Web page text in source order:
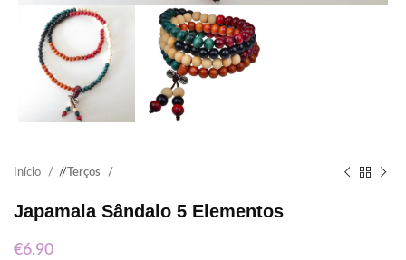
Início / Terços
Japamala Sândalo 5 Elementos
€6.90